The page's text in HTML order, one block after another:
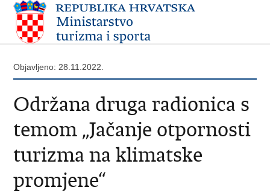
Objavljeno: 28.11.2022.
Održana druga radionica s
temom „Jačanje otpornosti
turizma na klimatske
promjene“